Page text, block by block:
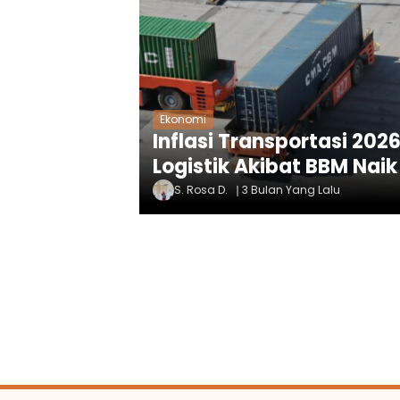
Ekonomi
Inflasi Transportasi
Logistik Akibat BBM Naik
S. Rosa D. 3 Bulan Yang Lalu